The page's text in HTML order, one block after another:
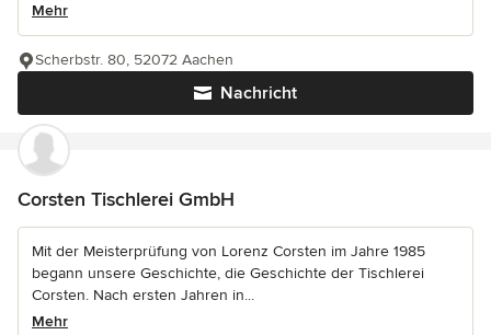
Mehr
Nachricht
Scherbstr. 80, 52072 Aachen
Corsten Tischlerei GmbH
Mit der Meisterprüfung von Lorenz Corsten im Jahre 1985
begann unsere Geschichte, die Geschichte der Tischlerei
Corsten. Nach ersten Jahren in...
Mehr